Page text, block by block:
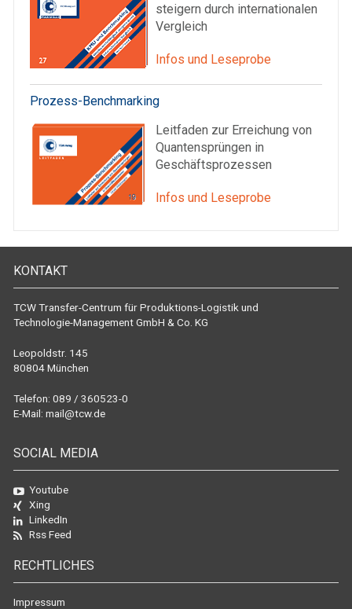
steigern durch internationalen
Vergleich
Infos und Leseprobe
Prozess-Benchmarking
Leitfaden zur Erreichung von
Quantensprüngen in
Geschäftsprozessen
Infos und Leseprobe
KONTAKT
TCW Transfer-Centrum für Produktions-Logistik und
Technologie-Management GmbH & Co. KG
Leopoldstr. 145
80804 München
Telefon: 089 / 360523-0
E-Mail: mail@tcw.de
SOCIAL MEDIA
Youtube
Xing
LinkedIn
Rss Feed
RECHTLICHES
Impressum